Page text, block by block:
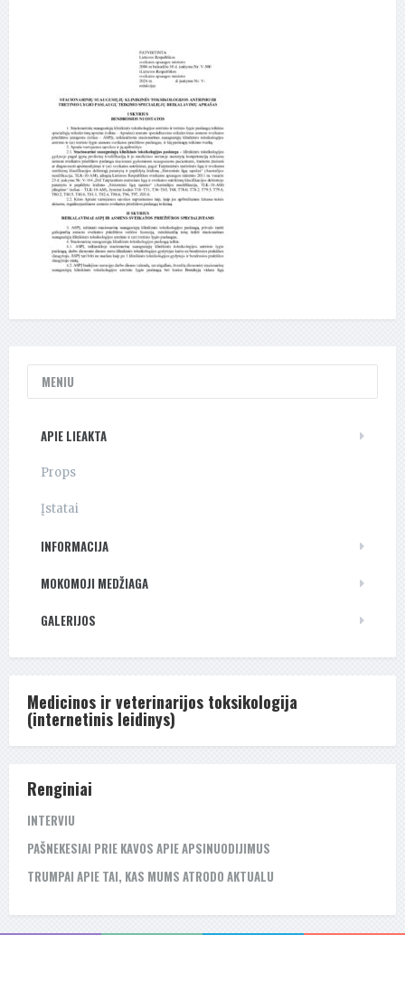
MENIU
APIE LIEAKTA
Props
Įstatai
INFORMACIJA
MOKOMOJI MEDŽIAGA
GALERIJOS
Medicinos ir veterinarijos toksikologija
(internetinis leidinys)
Renginiai
INTERVIU
PAŠNEKESIAI PRIE KAVOS APIE APSINUODIJIMUS
TRUMPAI APIE TAI, KAS MUMS ATRODO AKTUALU